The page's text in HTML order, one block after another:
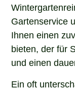
Gartenservice
Ihnen einen
bieten, der für
und einen
Ein oft